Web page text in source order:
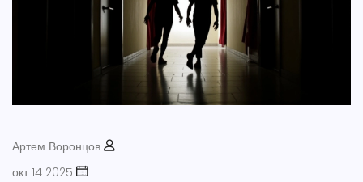
Артем Воронцов
окт 14 2025